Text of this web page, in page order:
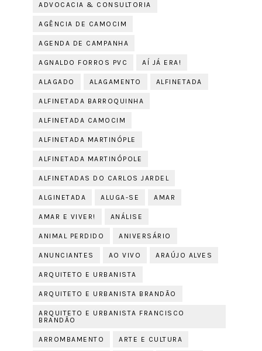
ADVOCACIA & CONSULTORIA
AGÊNCIA DE CAMOCIM
AGENDA DE CAMPANHA
AGNALDO FORROS PVC AÍ JÁ ERA!
ALAGADO ALAGAMENTO ALFINETADA
ALFINETADA BARROQUINHA
ALFINETADA CAMOCIM
ALFINETADA MARTINÓPLE
ALFINETADA MARTINÓPOLE
ALFINETADAS DO CARLOS JARDEL
ALGINETADA ALUGA-SE AMAR
AMAR E VIVER! ANÁLISE
ANIMAL PERDIDO ANIVERSÁRIO
ANUNCIANTES AO VIVO ARAÚJO ALVES
ARQUITETO E URBANISTA
ARQUITETO E URBANISTA BRANDÃO
ARQUITETO E URBANISTA FRANCISCO
BRANDÃO
ARROMBAMENTO ARTE E CULTURA